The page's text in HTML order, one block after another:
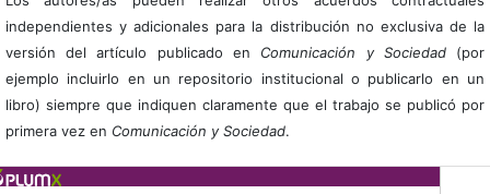
independientes y adicionales para la distribución no exclusiva de la
versión del artículo publicado en Comunicación y Sociedad(por
ejemplo incluirlo en un repositorio institucional o publicarlo en un
libro) siempre que indiquen claramente que el trabajo se publicó por
primera vez en Comunicación y Sociedad.